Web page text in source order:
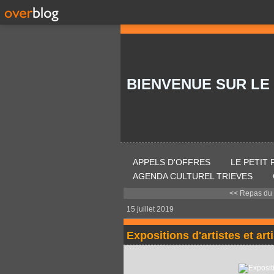
BIENVENUE SUR
APPELS D'OFFRES
LE PETIT
AGENDA CULTUREL TRIEVES
<< Repas
15 juillet 2019
Expositions d'artistes et